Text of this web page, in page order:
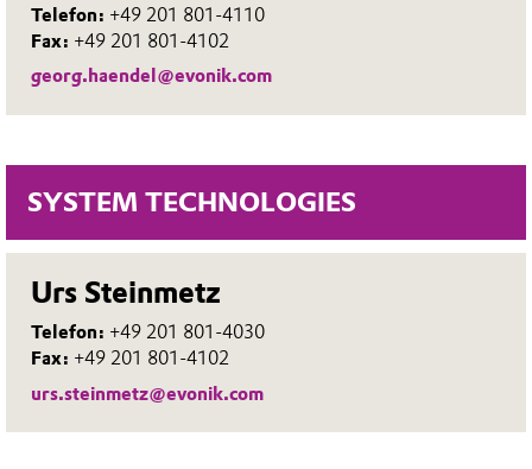
Telefon: +49 201 801-4110
Fax: +49 201 801-4102
georg.haendel@evonik.com
SYSTEM TECHNOLOGIES
Urs Steinmetz
Telefon: +49 201 801-4030
Fax: +49 201 801-4102
urs.steinmetz@evonik.com